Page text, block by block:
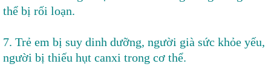
thể bị rối loạn.
7. Trẻ em bị suy dinh dưỡng, người già sức khỏe yếu,
người bị thiếu hụt canxi trong cơ thể.